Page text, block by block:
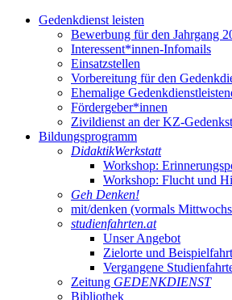
Gedenkdienst leisten
Bewerbung für den Jahrgang
Interessent*innen-Infomails
Einsatzstellen
Vorbereitung für den
Ehemalige
Fördergeber*innen
Zivildienst an der KZ-
Bildungsprogramm
DidaktikWerkstatt
Workshop:
Workshop: Flucht und
Geh Denken!
mit/denken (vormals
studienfahrten.at
Unser Angebot
Zielorte und
Vergangene
Zeitung GEDENKDIENST
Bibliothek